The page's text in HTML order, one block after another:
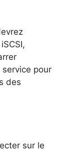
pour
des
sur le